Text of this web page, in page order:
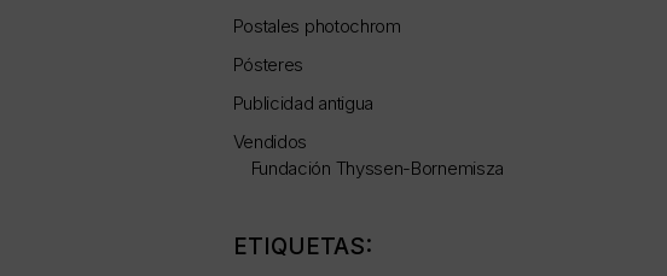
Postales photochrom
Pósteres
Publicidad antigua
Vendidos
Fundación Thyssen-Bornemisza
ETIQUETAS: